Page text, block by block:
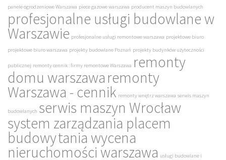
panele ogrodzeniowe Warszawa piece gazowe warszawa producent maszyn budowlanych
profesjonalne usługi budowlane w
Warszawie profesjonalne usługi remontowe warszawa projektowe biuro
projektowe biuro warszawa projekty budowlane Poznań projekty budynków użyteczności
publicznej remonty cennik : firmy remontowe Warszawa remonty
domu warszawaremonty
Warszawa - cennik remonty wnętrz warszawa serwis maszyn
budowlanych serwis maszyn Wrocław
system zarządzania placem
budowytania wycena
nieruchomości warszawa usługi budowlane i